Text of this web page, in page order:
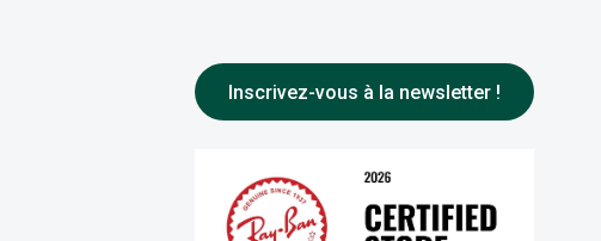
Inscrivez-vous à la newsletter !